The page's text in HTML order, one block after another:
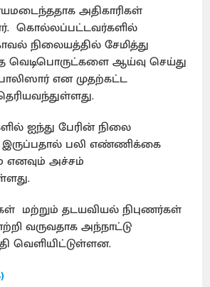
அதிகாரிகள்
கொல்லப்பட்டவர்களில்
நிலையத்தில் சேமித்து
வெடிபொருட்களை ஆய்வு செய்து
என முதற்கட்ட
ஐந்து பேரின் நிலை
பலி எண்ணிக்கை
எனவும் அச்சம்
மற்றும் தடயவியல் நிபுணர்கள்
வருவதாக அந்நாட்டு
வெளியிட்டுள்ளன.